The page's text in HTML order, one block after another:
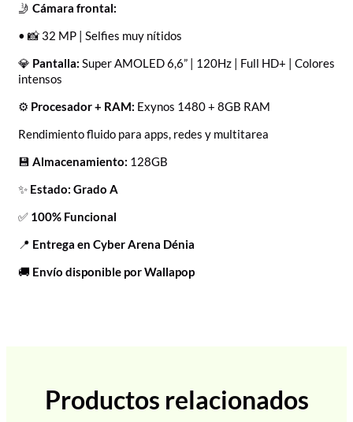
🤳 Cámara frontal:
• 📸 32 MP | Selfies muy nítidos
💎 Pantalla: Super AMOLED 6,6” | 120Hz | Full HD+ | Colores
intensos
⚙️ Procesador + RAM: Exynos 1480 + 8GB RAM
Rendimiento fluido para apps, redes y multitarea
💾 Almacenamiento: 128GB
✨ Estado: Grado A
✅ 100% Funcional
📍 Entrega en Cyber Arena Dénia
🚚 Envío disponible por Wallapop
Productos relacionados